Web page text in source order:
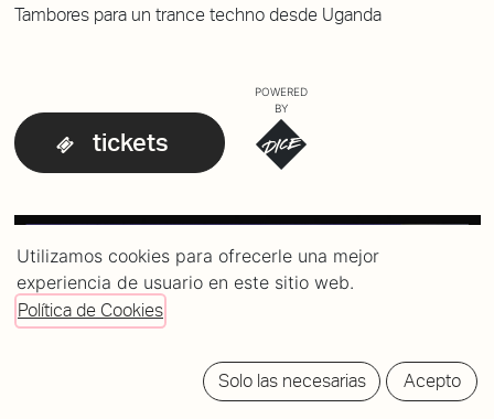
Tambores para un trance techno desde Uganda
tickets
POWERED
BY
Utilizamos cookies para ofrecerle una mejor
experiencia de usuario en este sitio web.
Política de Cookies
Solo las necesarias Acepto